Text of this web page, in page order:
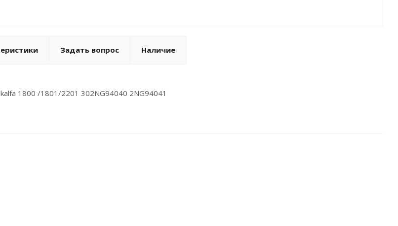
Задать вопрос Наличие
1800 /1801/2201 302NG94040 2NG94041